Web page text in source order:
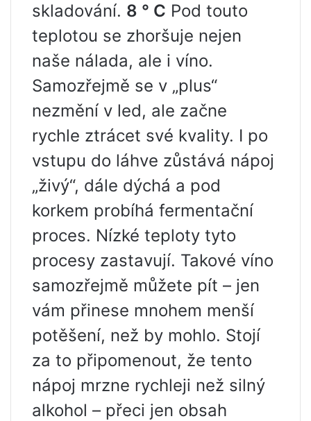
skladování. 8 ° C Pod touto
teplotou se zhoršuje nejen
naše nálada, ale i víno.
Samozřejmě se v „plus“
nezmění v led, ale začne
rychle ztrácet své kvality. I po
vstupu do láhve zůstává nápoj
„živý“, dále dýchá a pod
korkem probíhá fermentační
proces. Nízké teploty tyto
procesy zastavují. Takové víno
samozřejmě můžete pít – jen
vám přinese mnohem menší
potěšení, než by mohlo. Stojí
za to připomenout, že tento
nápoj mrzne rychleji než silný
alkohol – přeci jen obsah